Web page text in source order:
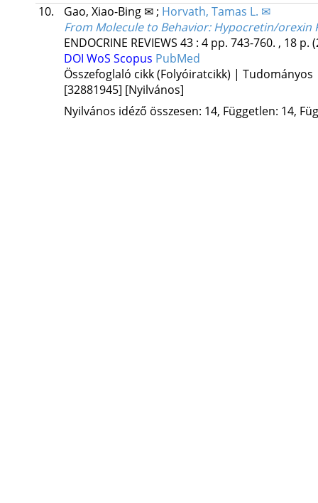
10. Gao, Xiao-Bing ✉; Horvath, Tamas L. ✉
From Molecule to Behavior: Hypocretin/orexin
ENDOCRINE REVIEWS 43: 4 pp. 743-760. , 18 p.
DOI WoS Scopus PubMed
Összefoglaló cikk (Folyóiratcikk) | Tudományos
[32881945] [Nyilvános]
Nyilvános idéző összesen: 14, Független: 14,